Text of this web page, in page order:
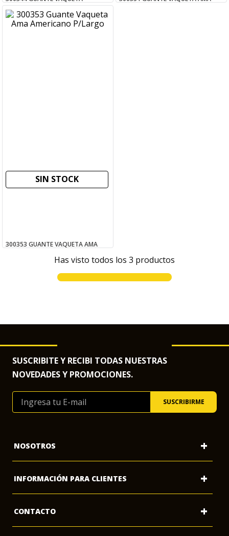
AMARILLO MEDIO PASEO T10
$ 5 .626,50C/IVA
SIN STOCK
300353 GUANTE VAQUETA AMA
Has visto todos los 3 productos
SUSCRIBITE Y RECIBI TODAS NUESTRAS
NOVEDADES Y PROMOCIONES.
NOSOTROS +
Preguntas Frecuentes
INFORMACIÓN PARA CLIENTES +
CONTACTO +